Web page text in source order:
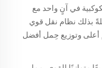
في آنٍ واحد مع
بذلك نظام نقل قوي
أعلى وتوزيع حِمل أفضل